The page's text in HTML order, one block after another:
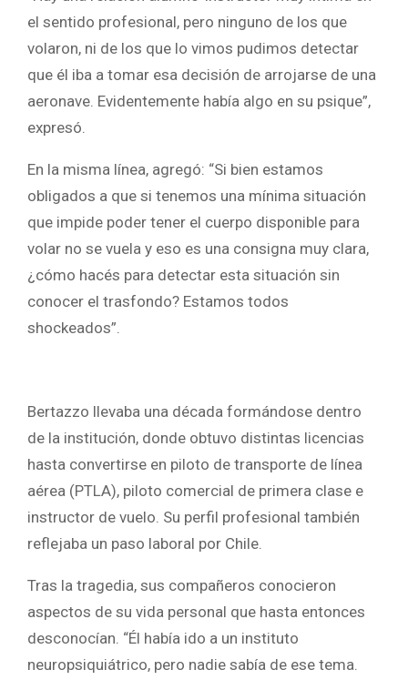
el sentido profesional, pero ninguno de los que
volaron, ni de los que lo vimos pudimos detectar
que él iba a tomar esa decisión de arrojarse de una
aeronave. Evidentemente había algo en su psique”,
expresó.
En la misma línea, agregó: “Si bien estamos
obligados a que si tenemos una mínima situación
que impide poder tener el cuerpo disponible para
volar no se vuela y eso es una consigna muy clara,
¿cómo hacés para detectar esta situación sin
conocer el trasfondo? Estamos todos
shockeados”.
Bertazzo llevaba una década formándose dentro
de la institución, donde obtuvo distintas licencias
hasta convertirse en piloto de transporte de línea
aérea (PTLA), piloto comercial de primera clase e
instructor de vuelo. Su perfil profesional también
reflejaba un paso laboral por Chile.
Tras la tragedia, sus compañeros conocieron
aspectos de su vida personal que hasta entonces
desconocían. “Él había ido a un instituto
neuropsiquiátrico, pero nadie sabía de ese tema.